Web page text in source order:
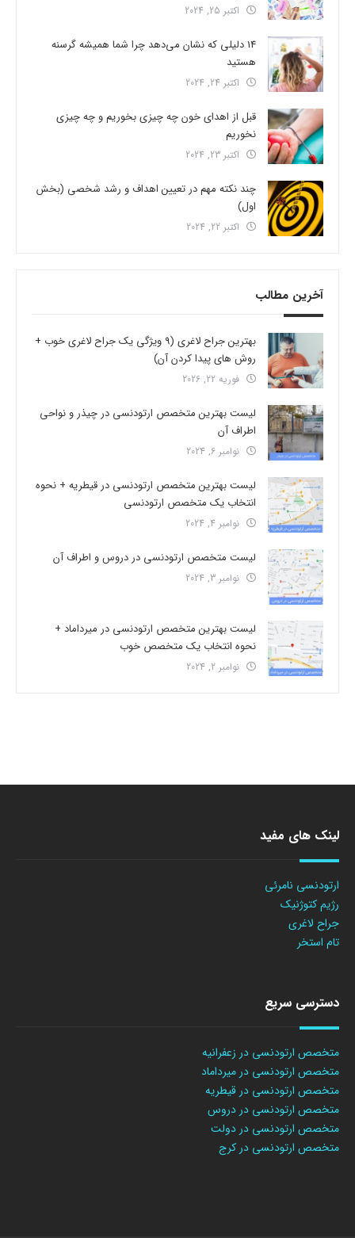
اکتبر 25, 2024
14 دلیلی که نشان می‌دهد چرا شما همیشه گرسنه
هستید
اکتبر 24, 2024
قبل از اهدای خون چه چیزی بخوریم و چه چیزی
نخوریم
اکتبر 23, 2024
چند نکته مهم در تعیین اهداف و رشد شخصی (بخش
اول)
اکتبر 22, 2024
آخرین مطالب
بهترین جراح لاغری (9 ویژگی یک جراح لاغری خوب +
روش های پیدا کردن آن)
فوریه 22, 2026
لیست بهترین متخصص ارتودنسی در چیذر و نواحی
اطراف آن
نوامبر 6, 2024
لیست بهترین متخصص ارتودنسی در قیطریه + نحوه
انتخاب یک متخصص ارتودنسی
نوامبر 4, 2024
لیست متخصص ارتودنسی در دروس و اطراف آن
نوامبر 3, 2024
لیست بهترین متخصص ارتودنسی در میرداماد +
نحوه انتخاب یک متخصص خوب
نوامبر 2, 2024
لینک های مفید
ارتودنسی نامرئی
رژیم کتوژنیک
جراح لاغری
تام استخر
دسترسی سریع
متخصص ارتودنسی در زعفرانیه
متخصص ارتودنسی در میرداماد
متخصص ارتودنسی در قیطریه
متخصص ارتودنسی در دروس
متخصص ارتودنسی در دولت
متخصص ارتودنسی در کرج